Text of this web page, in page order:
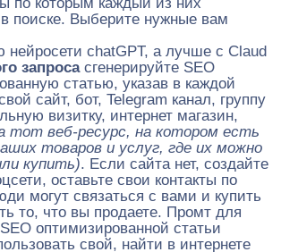
по которым каждый из них
поиске. Выберите нужные вам
chatGPT, а лучше с Claud
запросасгенерируйте SEO
статью, указав в каждой
сайт, бот, Telegram канал, группу
визитку, интернет магазин,
тот веб-ресурс, на котором есть
товаров и услуг, где их можно
купить). Если сайта нет, создайте
оставьте свои контакты по
могут связаться с вами и купить
то, что вы продаете. Промт для
оптимизированной статьи
свой, найти в интернете